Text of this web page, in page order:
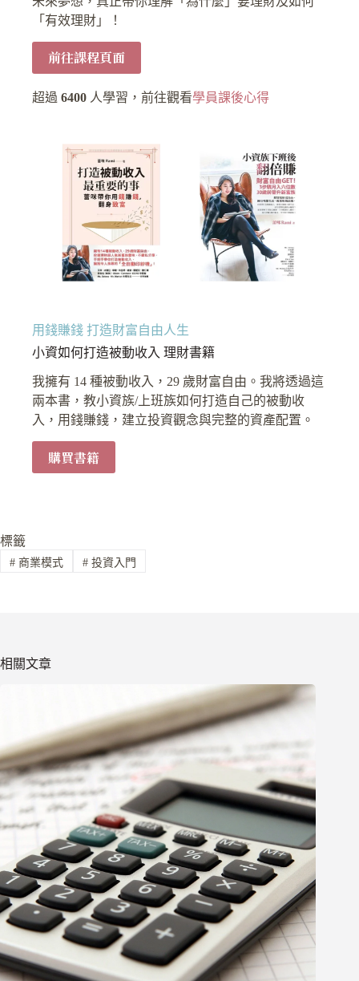
「有效理財」！
前往課程頁面
超過6400 人學習，前往觀看學員課後心得
用錢賺錢 打造財富自由人生
小資如何打造被動收入 理財書籍
我擁有 14 種被動收入，29 歲財富自由。我將透過這
兩本書，教小資族/上班族如何打造自己的被動收
入，用錢賺錢，建立投資觀念與完整的資產配置。
購買書籍
標籤
#商業模式 #投資入門
相關文章